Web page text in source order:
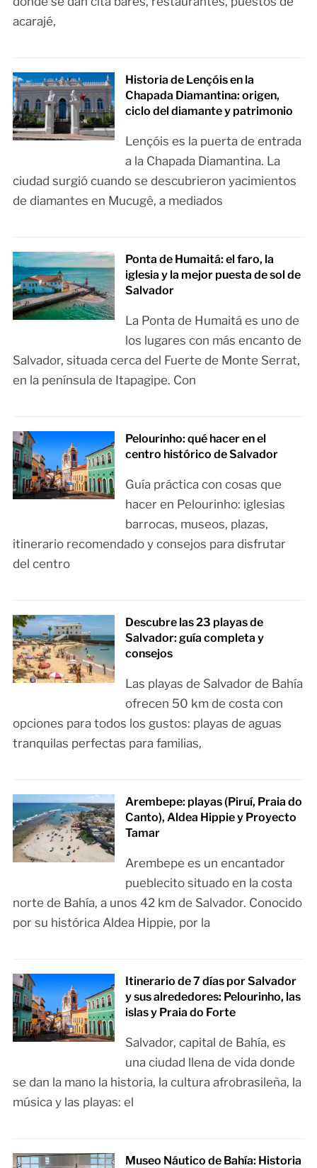
acarajé,
Historia de Lençóis en la
Chapada Diamantina: origen,
ciclo del diamante y patrimonio
Lençóis es la puerta de entrada
a la Chapada Diamantina. La
ciudad surgió cuando se descubrieron yacimientos
de diamantes en Mucugê, a mediados
Ponta de Humaitá: el faro, la
iglesia y la mejor puesta de sol de
Salvador
La Ponta de Humaitá es uno de
los lugares con más encanto de
Salvador, situada cerca del Fuerte de Monte Serrat,
en la península de Itapagipe. Con
Pelourinho: qué hacer en el
centro histórico de Salvador
Guía práctica con cosas que
hacer en Pelourinho: iglesias
barrocas, museos, plazas,
itinerario recomendado y consejos para disfrutar
del centro
Descubre las 23 playas de
Salvador: guía completa y
consejos
Las playas de Salvador de Bahía
ofrecen 50 km de costa con
opciones para todos los gustos: playas de aguas
tranquilas perfectas para familias,
Arembepe: playas (Piruí, Praia do
Canto), Aldea Hippie y Proyecto
Tamar
Arembepe es un encantador
pueblecito situado en la costa
norte de Bahía, a unos 42 km de Salvador. Conocido
por su histórica Aldea Hippie, por la
Itinerario de 7 días por Salvador
y sus alrededores: Pelourinho, las
islas y Praia do Forte
Salvador, capital de Bahía, es
una ciudad llena de vida donde
se dan la mano la historia, la cultura afrobrasileña, la
música y las playas: el
Museo Náutico de Bahía: Historia